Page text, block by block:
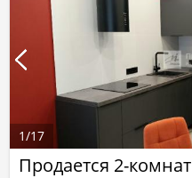
Продается 2-
1/17